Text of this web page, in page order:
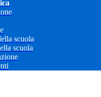
scuola
scuola